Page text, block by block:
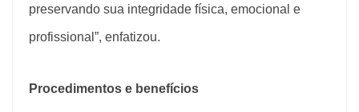
preservando sua integridade física, emocional e
profissional”, enfatizou.
Procedimentos e benefícios